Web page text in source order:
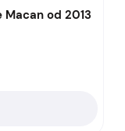
Macan od 2013